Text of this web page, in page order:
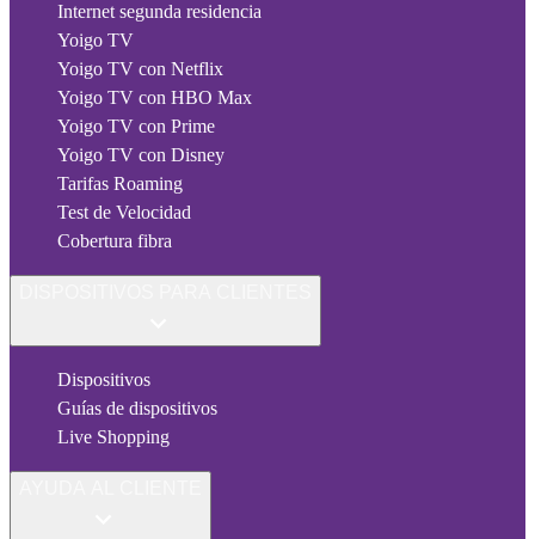
Internet segunda residencia
Yoigo TV
Yoigo TV con Netflix
Yoigo TV con HBO Max
Yoigo TV con Prime
Yoigo TV con Disney
Tarifas Roaming
Test de Velocidad
Cobertura fibra
Dispositivos
Guías de dispositivos
Live Shopping